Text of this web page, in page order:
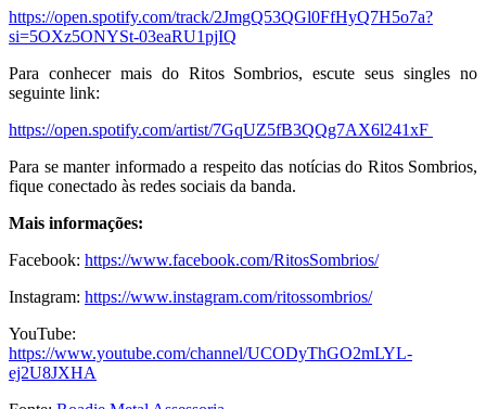
https://open.spotify.com/track/2JmgQ53QGl0FfHyQ7H5o7a?
si=5OXz5ONYSt-03eaRU1pjIQ
Para conhecer mais do Ritos Sombrios, escute seus singles no
seguinte link:
https://open.spotify.com/artist/7GqUZ5fB3QQg7AX6l241xF
Para se manter informado a respeito das notícias do Ritos Sombrios,
fique conectado às redes sociais da banda.
Mais informações:
Facebook: https://www.facebook.com/RitosSombrios/
Instagram: https://www.instagram.com/ritossombrios/
YouTube:
https://www.youtube.com/channel/UCODyThGO2mLYL-
ej2U8JXHA